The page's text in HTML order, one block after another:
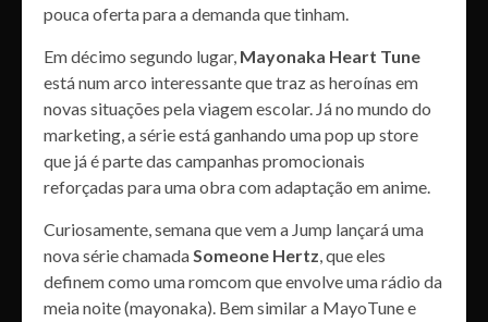
pouca oferta para a demanda que tinham.
Em décimo segundo lugar, Mayonaka Heart Tune
está num arco interessante que traz as heroínas em
novas situações pela viagem escolar. Já no mundo do
marketing, a série está ganhando uma pop up store
que já é parte das campanhas promocionais
reforçadas para uma obra com adaptação em anime.
Curiosamente, semana que vem a Jump lançará uma
nova série chamadaSomeone Hertz, que eles
definem como uma romcom que envolve uma rádio da
meia noite (mayonaka). Bem similar a MayoTune e